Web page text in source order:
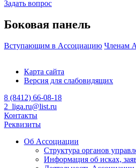
Задать вопрос
Боковая панель
Вступающим в Ассоциацию Членам
Карта сайта
Версия для слабовидящих
8 (8412) 66-08-18
2_liga.ru@list.ru
Контакты
Реквизиты
Об Ассоциации
Структура органов
Информация об исках,